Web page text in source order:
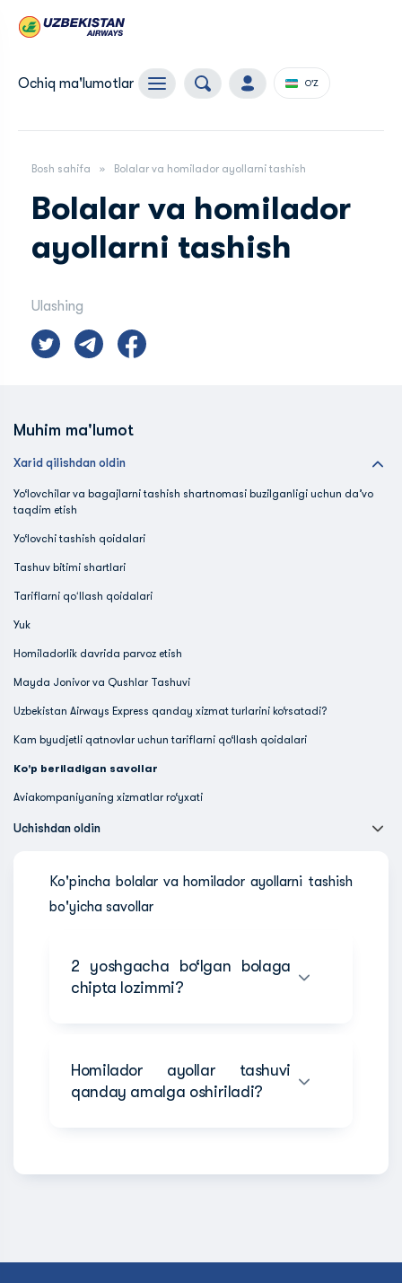
Ochiq ma'lumotlar O'Z
Bosh sahifa Bolalar va homilador ayollarni tashish
Bolalar va homilador
ayollarni tashish
Ulashing
Muhim ma'lumot
Xarid qilishdan oldin
Yo‘lovchilar va bagajlarni tashish shartnomasi buzilganligi uchun da’vo
taqdim etish
Yo‘lovchi tashish qoidalari
Tashuv bitimi shartlari
Tariflarni qoʻllash qoidalari
Yuk
Homiladorlik davrida parvoz etish
Mayda Jonivor va Qushlar Tashuvi
Uzbekistan Airways Express qanday xizmat turlarini ko‘rsatadi?
Kam byudjetli qatnovlar uchun tariflarni qo‘llash qoidalari
Ko'p beriladigan savollar
Aviakompaniyaning xizmatlar ro‘yxati
Uchishdan oldin
Ko'pincha bolalar va homilador ayollarni tashish
bo'yicha savollar
2 yoshgacha bo‘lgan bolaga
chipta lozimmi?
Homilador ayollar tashuvi
qanday amalga oshiriladi?